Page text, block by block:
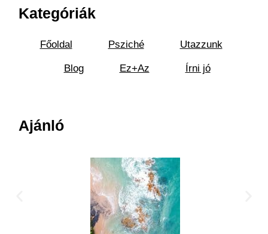
Kategóriák
Főoldal Psziché Utazzunk
Blog Ez+Az Írni jó
Ajánló